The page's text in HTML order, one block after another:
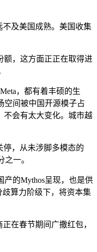
及美国成熟。美国收集
额，这方面正正在取得进
，都有着丰硕的生
空间被中国开源模子占
不会有太大变化。城市越
，从未涉脚多模态的
一。
的Mythos呈现，也是供
算力阶级下，将资本集
在春节期间广撒红包，